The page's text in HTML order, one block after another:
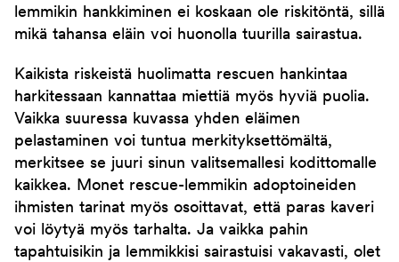
lemmikin hankkiminen ei koskaan ole riskitöntä, sillä
mikä tahansa eläin voi huonolla tuurilla sairastua.
Kaikista riskeistä huolimatta rescuen hankintaa
harkitessaan kannattaa miettiä myös hyviä puolia.
Vaikka suuressa kuvassa yhden eläimen
pelastaminen voi tuntua merkityksettömältä,
merkitsee se juuri sinun valitsemallesi kodittomalle
kaikkea. Monet rescue-lemmikin adoptoineiden
ihmisten tarinat myös osoittavat, että paras kaveri
voi löytyä myös tarhalta. Ja vaikka pahin
tapahtuisikin ja lemmikkisi sairastuisi vakavasti, olet